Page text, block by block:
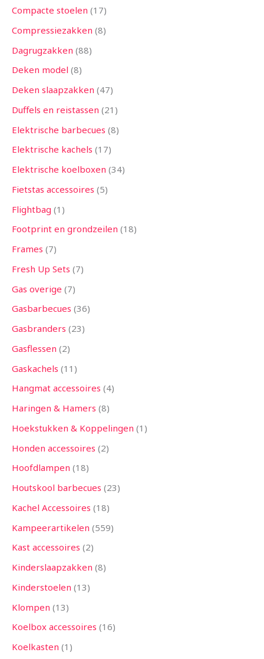
Compacte stoelen 17
Compressiezakken 8
Dagrugzakken 88
Deken model 8
Deken slaapzakken 47
Duffels en reistassen 21
Elektrische barbecues 8
Elektrische kachels 17
Elektrische koelboxen 34
Fietstas accessoires 5
Flightbag 1
Footprint en grondzeilen 18
Frames 7
Fresh Up Sets 7
Gas overige 7
Gasbarbecues 36
Gasbranders 23
Gasflessen 2
Gaskachels 11
Hangmat accessoires 4
Haringen & Hamers 8
Hoekstukken & Koppelingen 1
Honden accessoires 2
Hoofdlampen 18
Houtskool barbecues 23
Kachel Accessoires 18
Kampeerartikelen 559
Kast accessoires 2
Kinderslaapzakken 8
Kinderstoelen 13
Klompen 13
Koelbox accessoires 16
Koelkasten 1